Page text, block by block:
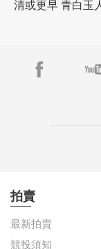
清或更早 青白玉
拍賣
最新拍賣
競投須知